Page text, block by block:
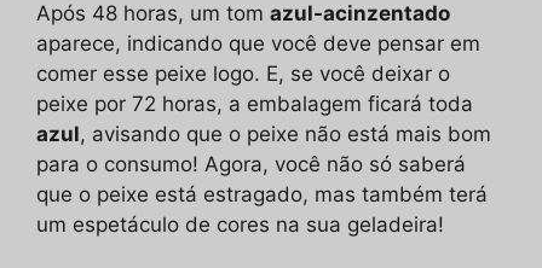
Após 48 horas, um tom azul-acinzentado
aparece, indicando que você deve pensar em
comer esse peixe logo. E, se você deixar o
peixe por 72 horas, a embalagem ficará toda
azul, avisando que o peixe não está mais bom
para o consumo! Agora, você não só saberá
que o peixe está estragado, mas também terá
um espetáculo de cores na sua geladeira!